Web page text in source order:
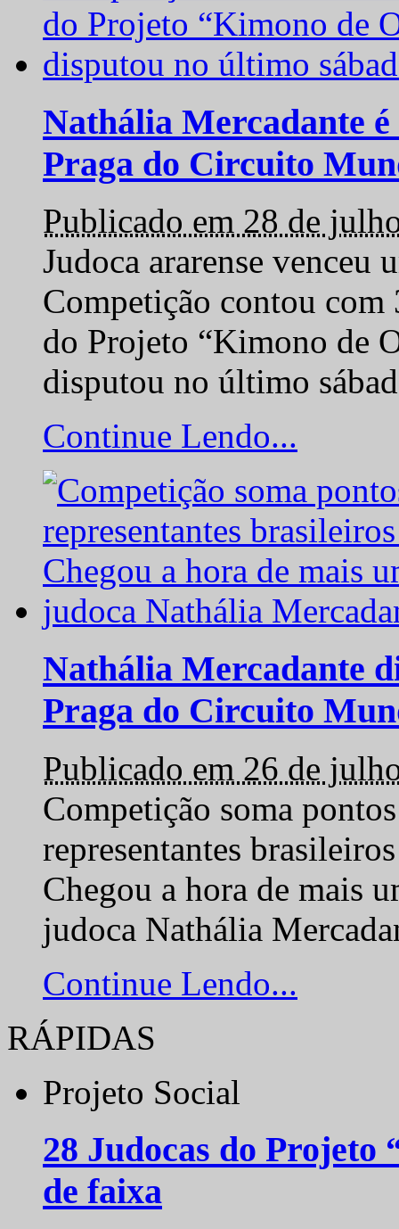
Nathália Mercadante
Praga do Circuito
Publicado em 28 de
Judoca ararense venceu
Competição contou com
do Projeto “Kimono de
disputou no último
Continue Lendo...
Nathália Mercadante
Praga do Circuito
Publicado em 26 de
Competição soma
representantes
Chegou a hora de mais
judoca Nathália
Continue Lendo...
RÁPIDAS
Projeto Social
28 Judocas do
de faixa